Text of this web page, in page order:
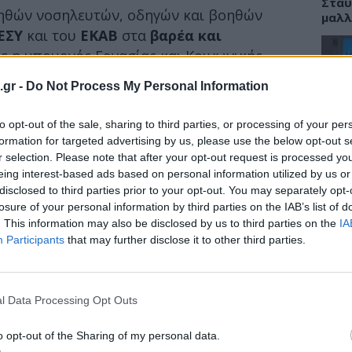
- Do Not Process My Personal Information
opt-out of the sale, sharing to third parties, or processing of your
for targeted advertising by us, please use the below opt-out
selection. Please note that after your opt-out request is processed
interest-based ads based on personal information utilized by us
to third parties prior to your opt-out. You may separately
of your personal information by third parties on the IAB’s list of
This information may also be disclosed by us to third parties on the
Participants that may further disclose it to other third parties.
Data Processing Opt Outs
opt-out of the Sharing of my personal data.
νοσηλευτών, οδηγών και βοηθών
και του ΕΚΑΒ στα βαρέα και
η υπουργός Εργασίας και Κοινωνικής
παρέμβαση στήριξης ενός
τονίζοντας ότι η κυβέρνηση σχεδιάζει
νοσηλευτές.
που πρέπει να στηριχθεί»
σημείωσε ότι η ρύθμιση έρχεται να
απαιτήσεις και ευθύνες, επισημαίνοντας
στήριξη στους εργαζόμενους του